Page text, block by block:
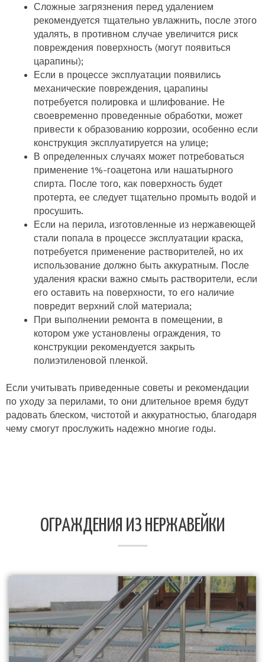
Сложные загрязнения перед удалением
рекомендуется тщательно увлажнить, после этого
удалять, в противном случае увеличится риск
повреждения поверхность (могут появиться
царапины);
Если в процессе эксплуатации появились
механические повреждения, царапины
потребуется полировка и шлифование. Не
своевременно проведенные обработки, может
привести к образованию коррозии, особенно если
конструкция эксплуатируется на улице;
В определенных случаях может потребоваться
применение 1%-гоацетона или нашатырного
спирта. После того, как поверхность будет
протерта, ее следует тщательно промыть водой и
просушить.
Если на перила, изготовленные из нержавеющей
стали попала в процессе эксплуатации краска,
потребуется применение растворителей, но их
использование должно быть аккуратным. После
удаления краски важно смыть растворители, если
его оставить на поверхности, то его наличие
повредит верхний слой материала;
При выполнении ремонта в помещении, в
котором уже установлены ограждения, то
конструкции рекомендуется закрыть
полиэтиленовой пленкой.
Если учитывать приведенные советы и рекомендации
по уходу за перилами, то они длительное время будут
радовать блеском, чистотой и аккуратностью, благодаря
чему смогут прослужить надежно многие годы.
ОГРАЖДЕНИЯ ИЗ НЕРЖАВЕЙКИ